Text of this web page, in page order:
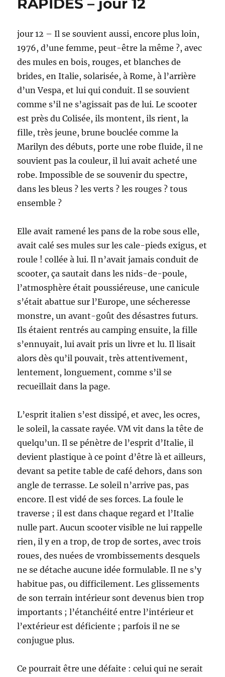
–
RAPIDES – jour 12
jour 12 – Il se souvient aussi, encore plus loin,
1976, d’une femme, peut-être la même ?, avec
des mules en bois, rouges, et blanches de
brides, en Italie, solarisée, à Rome, à l’arrière
d’un Vespa, et lui qui conduit. Il se souvient
comme s’il ne s’agissait pas de lui. Le scooter
est près du Colisée, ils montent, ils rient, la
fille, très jeune, brune bouclée comme la
Marilyn des débuts, porte une robe fluide, il ne
souvient pas la couleur, il lui avait acheté une
robe. Impossible de se souvenir du spectre,
dans les bleus ? les verts ? les rouges ? tous
ensemble ?
Elle avait ramené les pans de la robe sous elle,
avait calé ses mules sur les cale-pieds exigus, et
roule ! collée à lui. Il n’avait jamais conduit de
scooter, ça sautait dans les nids-de-poule,
l’atmosphère était poussiéreuse, une canicule
s’était abattue sur l’Europe, une sécheresse
monstre, un avant-goût des désastres futurs.
Ils étaient rentrés au camping ensuite, la fille
s’ennuyait, lui avait pris un livre et lu. Il lisait
alors dès qu’il pouvait, très attentivement,
lentement, longuement, comme s’il se
recueillait dans la page.
L’esprit italien s’est dissipé, et avec, les ocres,
le soleil, la cassate rayée. VM vit dans la tête de
quelqu’un. Il se pénètre de l’esprit d’Italie, il
devient plastique à ce point d’être là et ailleurs,
devant sa petite table de café dehors, dans son
angle de terrasse. Le soleil n’arrive pas, pas
encore. Il est vidé de ses forces. La foule le
traverse ; il est dans chaque regard et l’Italie
nulle part. Aucun scooter visible ne lui rappelle
rien, il y en a trop, de trop de sortes, avec trois
roues, des nuées de vrombissements desquels
ne se détache aucune idée formulable. Il ne s’y
habitue pas, ou difficilement. Les glissements
de son terrain intérieur sont devenus bien trop
importants ; l’étanchéité entre l’intérieur et
l’extérieur est déficiente ; parfois il ne se
conjugue plus.
Ce pourrait être une défaite : celui qui ne serait